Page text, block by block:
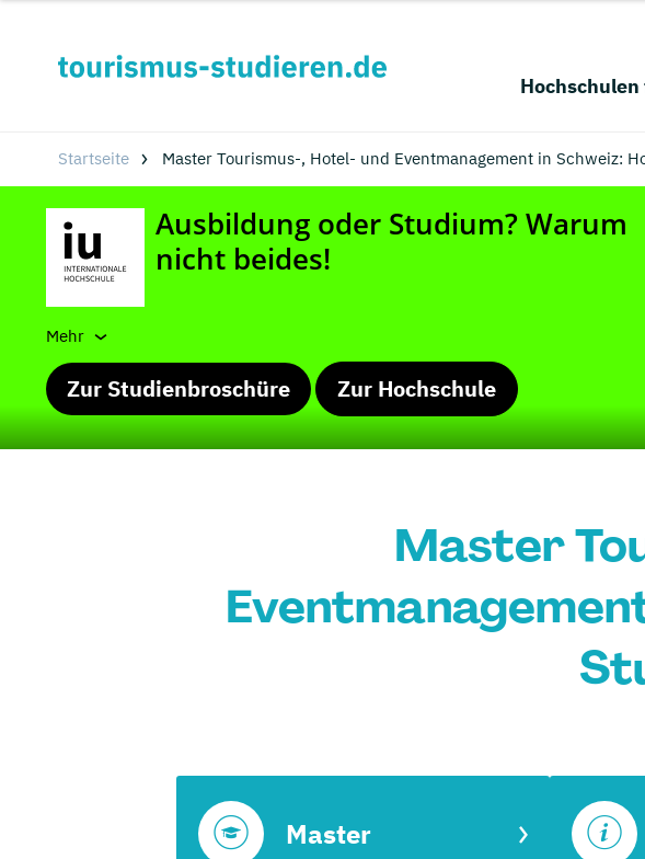
Startseite Master Tourismus-, Hotel- und Eventmanagement in Schweiz:
Mehr
Zur Studienbroschüre Zur Hochschule
Master
Master